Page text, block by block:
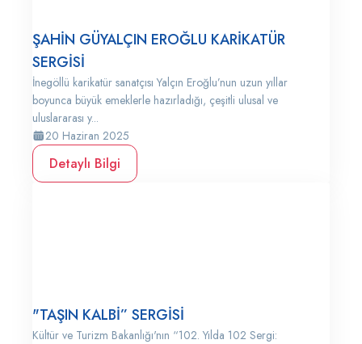
ŞAHİN GÜYALÇIN EROĞLU KARİKATÜR
SERGİSİ
İnegöllü karikatür sanatçısı Yalçın Eroğlu’nun uzun yıllar
boyunca büyük emeklerle hazırladığı, çeşitli ulusal ve
uluslararası y...
20 Haziran 2025
Detaylı Bilgi
"TAŞIN KALBİ” SERGİSİ
Kültür ve Turizm Bakanlığı'nın “102. Yılda 102 Sergi: